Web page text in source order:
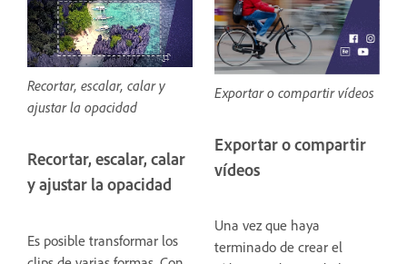
Recortar, escalar, calar y
ajustar la opacidad
Recortar, escalar, calar
y ajustar la opacidad
Es posible transformar los
Exportar o compartir vídeos
Exportar o compartir
vídeos
Una vez que haya
terminado de crear el